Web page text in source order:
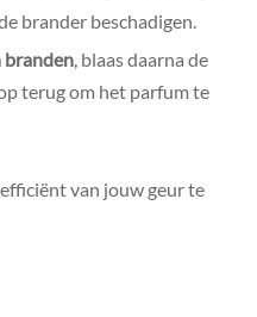
brander beschadigen.
branden , blaas daarna de
terug om het parfum te
van jouw geur te